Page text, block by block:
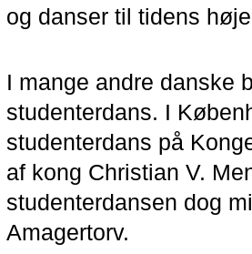
og danser til tidens
I mange andre danske
studenterdans. I
studenterdans på
af kong Christian V.
studenterdansen dog
Amagertorv.